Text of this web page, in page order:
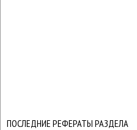
ПОСЛЕДНИЕ РЕФЕРАТЫ РАЗДЕЛА